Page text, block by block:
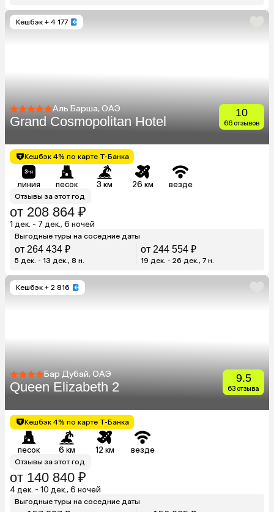
Кешбэк + 4 177
Аль Барша, ОАЭ
Grand Cosmopolitan Hotel
10
66 отзывов
Кешбэк 4% по карте Т-Банка
линия песок 3 км 26 км везде
Отзывы за этот год
от 208 864 ₽
1 дек. - 7 дек., 6 ночей
Выгодные туры на соседние даты
от 264 434 ₽
5 дек. - 13 дек., 8 н.
от 244 554 ₽
19 дек. - 26 дек., 7 н.
Кешбэк + 2 816
Бар Дубай, ОАЭ
Queen Elizabeth 2
9.5
63 отзыва
Кешбэк 4% по карте Т-Банка
песок 6 км 12 км везде
Отзывы за этот год
от 140 840 ₽
4 дек. - 10 дек., 6 ночей
Выгодные туры на соседние даты